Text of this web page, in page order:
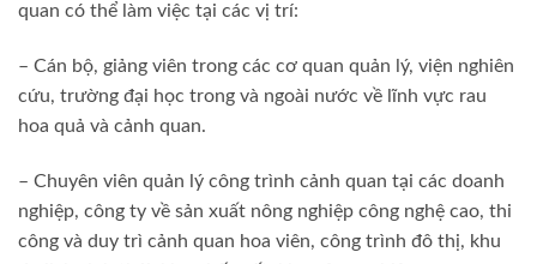
quan có thể làm việc tại các vị trí:
– Cán bộ, giảng viên trong các cơ quan quản lý, viện nghiên
cứu, trường đại học trong và ngoài nước về lĩnh vực rau
hoa quả và cảnh quan.
– Chuyên viên quản lý công trình cảnh quan tại các doanh
nghiệp, công ty về sản xuất nông nghiệp công nghệ cao, thi
công và duy trì cảnh quan hoa viên, công trình đô thị, khu